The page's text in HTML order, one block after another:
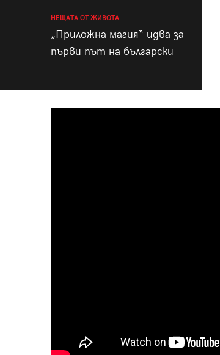
НЕЩАТА ОТ ЖИВОТА
„Приложна магия“ идва за
първи път на български